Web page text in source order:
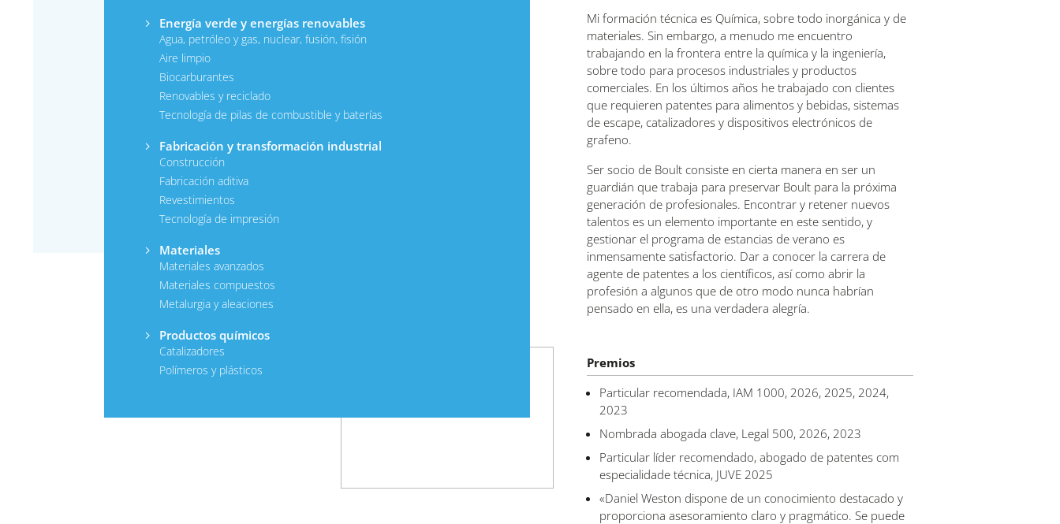
Energía verde y energías renovables
Agua, petróleo y gas, nuclear, fusión, fisión
Aire limpio
Biocarburantes
Renovables y reciclado
Tecnología de pilas de combustible y baterías
Fabricación y transformación industrial
Construcción
Fabricación aditiva
Revestimientos
Tecnología de impresión
Materiales
Materiales avanzados
Materiales compuestos
Metalurgia y aleaciones
Productos químicos
Catalizadores
Polímeros y plásticos
Mi formación técnica es Química, sobre todo inorgánica y de
materiales. Sin embargo, a menudo me encuentro
trabajando en la frontera entre la química y la ingeniería,
sobre todo para procesos industriales y productos
comerciales. En los últimos años he trabajado con clientes
que requieren patentes para alimentos y bebidas, sistemas
de escape, catalizadores y dispositivos electrónicos de
grafeno.
Ser socio de Boult consiste en cierta manera en ser un
guardián que trabaja para preservar Boult para la próxima
generación de profesionales. Encontrar y retener nuevos
talentos es un elemento importante en este sentido, y
gestionar el programa de estancias de verano es
inmensamente satisfactorio. Dar a conocer la carrera de
agente de patentes a los científicos, así como abrir la
profesión a algunos que de otro modo nunca habrían
pensado en ella, es una verdadera alegría.
Premios
Particular recomendada, IAM 1000, 2026, 2025, 2024,
2023
Nombrada abogada clave, Legal 500, 2026, 2023
Particular líder recomendado, abogado de patentes com
especialidade técnica, JUVE 2025
«Daniel Weston dispone de un conocimiento destacado y
proporciona asesoramiento claro y pragmático. Se puede